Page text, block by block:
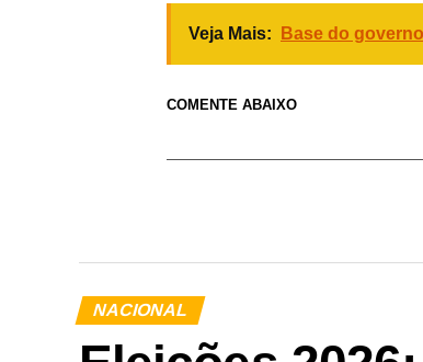
Veja Mais: Base do
COMENTE ABAIXO
NACIONAL